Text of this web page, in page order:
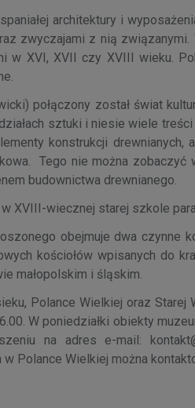
architektury i
zwyczajami z nią
w XVI, XVII czy XVIII wieku.
połączony został świat
sztuki i niesie wiele
konstrukcji
Tego nie można
budownictwa drewnianego.
XVIII-wiecznej starej szkole
obejmuje dwa czynne
kościołów wpisanych do
małopolskim i śląskim.
Polance Wielkiej oraz
W poniedziałki obiekty
na adres e-mail:
Polance Wielkiej można